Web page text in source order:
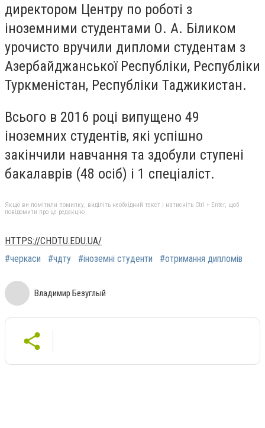
директором Центру по роботі з
іноземними студентами О. А. Біликом
урочисто вручили дипломи студентам з
Азербайджанської Республіки, Республіки
Туркменістан, Республіки Таджикистан.
Всього в 2016 році випущено 49
іноземних студентів, які успішно
закінчили навчання та здобули ступені
бакалаврів (48 осіб) і 1 спеціаліст.
Якщо ви помітили помилку, виділіть необхідний текст і натисніть Ctrl + Enter, щоб
повідомити про це редакцію
HTTPS://CHDTU.EDU.UA/
#черкаси
#чдту #іноземні студенти #отримання дипломів
Владимир Безуглый